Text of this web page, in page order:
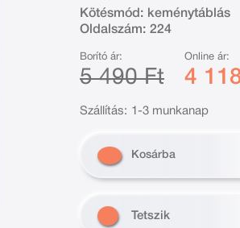
Kötésmód: keménytáblás
Oldalszám: 224
Borító ár:
5 490 Ft
Online ár:
4
Szállítás: 1-3 munkanap
Kosárba
Tetszik